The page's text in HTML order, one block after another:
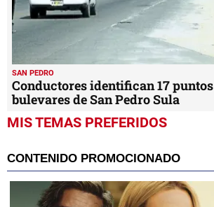
SAN PEDRO
Conductores identifican 17
bulevares de San Pedro Sula
MIS TEMAS PREFERIDOS